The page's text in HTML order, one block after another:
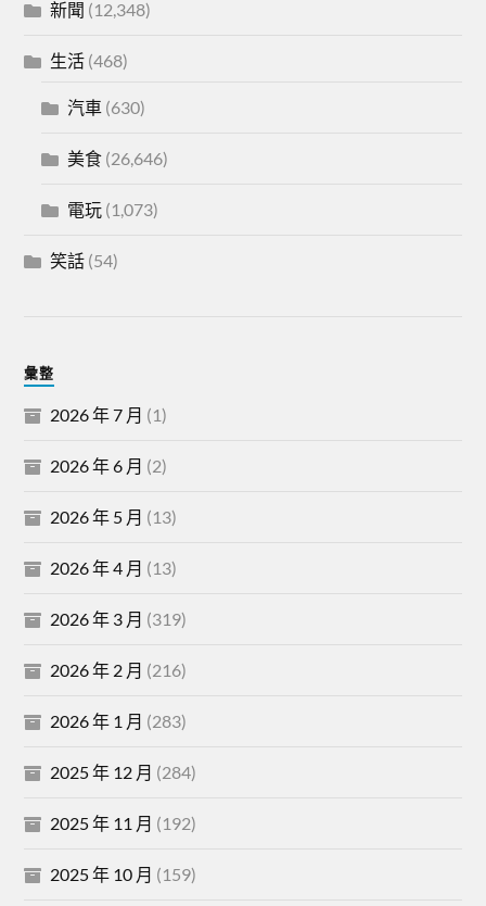
新聞 (12,348)
生活 (468)
汽車 (630)
美食 (26,646)
電玩 (1,073)
笑話 (54)
彙整
2026 年 7 月 (1)
2026 年 6 月 (2)
2026 年 5 月 (13)
2026 年 4 月 (13)
2026 年 3 月 (319)
2026 年 2 月 (216)
2026 年 1 月 (283)
2025 年 12 月 (284)
2025 年 11 月 (192)
2025 年 10 月 (159)